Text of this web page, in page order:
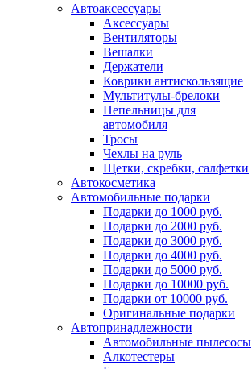
Автоаксессуары
Аксессуары
Вентиляторы
Вешалки
Держатели
Коврики антискользящие
Мультитулы-брелоки
Пепельницы для
автомобиля
Тросы
Чехлы на руль
Щетки, скребки, салфетки
Автокосметика
Автомобильные подарки
Подарки до 1000 руб.
Подарки до 2000 руб.
Подарки до 3000 руб.
Подарки до 4000 руб.
Подарки до 5000 руб.
Подарки до 10000 руб.
Подарки от 10000 руб.
Оригинальные подарки
Автопринадлежности
Автомобильные пылесосы
Алкотестеры